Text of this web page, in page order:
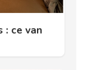
: ce van